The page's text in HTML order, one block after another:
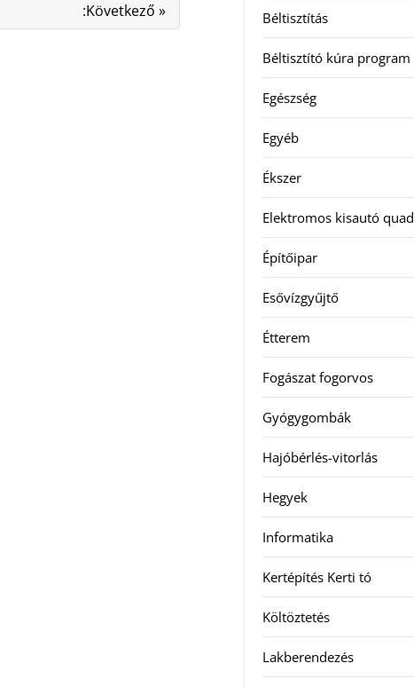
:Következő »
Béltisztítás
Béltisztító kúra program
Egészség
Egyéb
Ékszer
Elektromos kisautó quad
Építőipar
Esővízgyűjtő
Étterem
Fogászat fogorvos
Gyógygombák
Hajóbérlés-vitorlás
Hegyek
Informatika
Kertépítés Kerti tó
Költöztetés
Lakberendezés